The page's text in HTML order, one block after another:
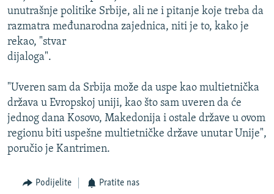
POST SCRIPTUM
MOJA EVROPA
TRI DECENIJE OD RATA U BIH
NASTANAK I RASPAD JUGOSLAVIJE
unutrašnje politike Srbije, ali ne i pitanje koje treba da
razmatra međunarodna zajednica, niti je to, kako je
rekao, "stvar
dijaloga".
"Uveren sam da Srbija može da uspe kao multietnička
država u Evropskoj uniji, kao što sam uveren da će
jednog dana Kosovo, Makedonija i ostale države u ovom
regionu biti uspešne multietničke države unutar Unije",
poručio je Kantrimen.
Podijelite Pratite nas